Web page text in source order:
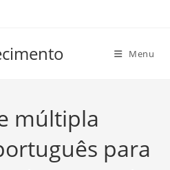
Menu
múltipla
para